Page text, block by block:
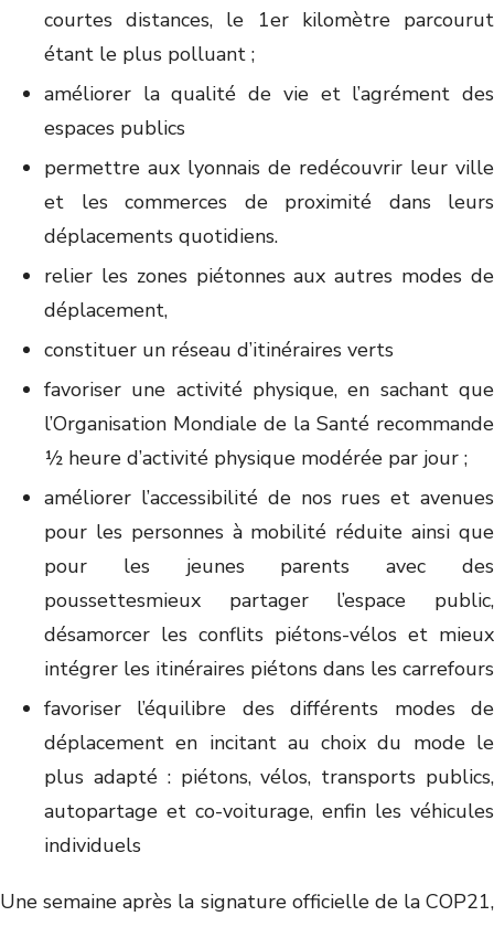
courtes distances, le 1er kilomètre parcourut
étant le plus polluant ;
améliorer la qualité de vie et l’agrément des
espaces publics
permettre aux lyonnais de redécouvrir leur ville
et les commerces de proximité dans leurs
déplacements quotidiens.
relier les zones piétonnes aux autres modes de
déplacement,
constituer un réseau d’itinéraires verts
favoriser une activité physique, en sachant que
l’Organisation Mondiale de la Santé recommande
½ heure d’activité physique modérée par jour ;
améliorer l’accessibilité de nos rues et avenues
pour les personnes à mobilité réduite ainsi que
pour les jeunes parents avec des
poussettesmieux partager l’espace public,
désamorcer les conflits piétons-vélos et mieux
intégrer les itinéraires piétons dans les carrefours
favoriser l’équilibre des différents modes de
déplacement en incitant au choix du mode le
plus adapté : piétons, vélos, transports publics,
autopartage et co-voiturage, enfin les véhicules
individuels
Une semaine après la signature officielle de la COP21,